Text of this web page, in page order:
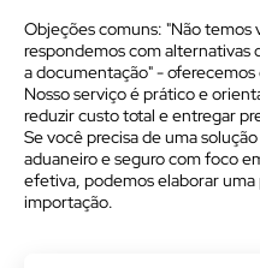
Objeções comuns: "Não temos
respondemos com alternativas
a documentação" -
Nosso serviço é prático e
reduzir custo total e entregar
Se você precisa de uma
aduaneiro e seguro com foco
efetiva, podemos elaborar
importação.